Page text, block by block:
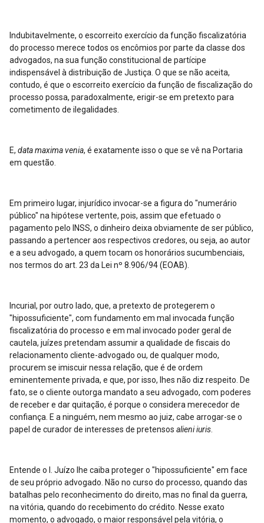
Indubitavelmente, o escorreito exercício da função fiscalizatória
do processo merece todos os encômios por parte da classe dos
advogados, na sua função constitucional de partícipe
indispensável à distribuição de Justiça. O que se não aceita,
contudo, é que o escorreito exercício da função de fiscalização do
processo possa, paradoxalmente, erigir-se em pretexto para
cometimento de ilegalidades.
E, data maxima venia, é exatamente isso o que se vê na Portaria
em questão.
Em primeiro lugar, injurídico invocar-se a figura do "numerário
público" na hipótese vertente, pois, assim que efetuado o
pagamento pelo INSS, o dinheiro deixa obviamente de ser público,
passando a pertencer aos respectivos credores, ou seja, ao autor
e a seu advogado, a quem tocam os honorários sucumbenciais,
nos termos do art. 23 da Lei nº 8.906/94 (EOAB).
Incurial, por outro lado, que, a pretexto de protegerem o
"hipossuficiente", com fundamento em mal invocada função
fiscalizatória do processo e em mal invocado poder geral de
cautela, juízes pretendam assumir a qualidade de fiscais do
relacionamento cliente-advogado ou, de qualquer modo,
procurem se imiscuir nessa relação, que é de ordem
eminentemente privada, e que, por isso, lhes não diz respeito. De
fato, se o cliente outorga mandato a seu advogado, com poderes
de receber e dar quitação, é porque o considera merecedor de
confiança. E a ninguém, nem mesmo ao juiz, cabe arrogar-se o
papel de curador de interesses de pretensos alieni iuris
Entende o I. Juízo lhe caiba proteger o "hipossuficiente" em face
de seu próprio advogado. Não no curso do processo, quando das
batalhas pelo reconhecimento do direito, mas no final da guerra,
na vitória, quando do recebimento do crédito. Nesse exato
momento, o advogado, o maior responsável pela vitória, o